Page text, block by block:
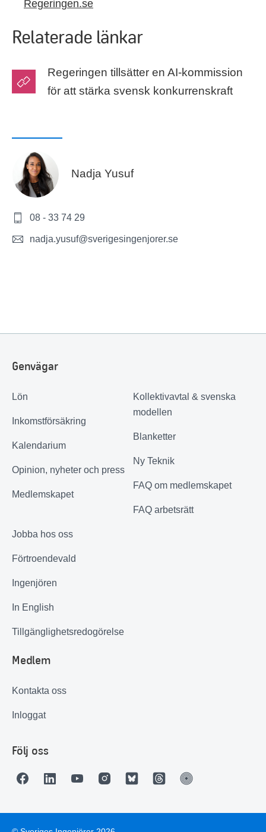
Regeringen.se
Relaterade länkar
Regeringen tillsätter en AI-kommission
för att stärka svensk konkurrenskraft
Nadja Yusuf
08 - 33 74 29
nadja.yusuf@sverigesingenjorer.se
Genvägar
Lön
Inkomstförsäkring
Kalendarium
Opinion, nyheter och press
Medlemskapet
Kollektivavtal & svenska
modellen
Blanketter
Ny Teknik
FAQ om medlemskapet
FAQ arbetsrätt
Jobba hos oss
Förtroendevald
Ingenjören
In English
Tillgänglighetsredogörelse
Medlem
Kontakta oss
Inloggat
Följ oss